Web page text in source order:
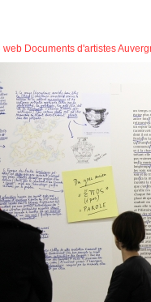
web Documents d'artistes